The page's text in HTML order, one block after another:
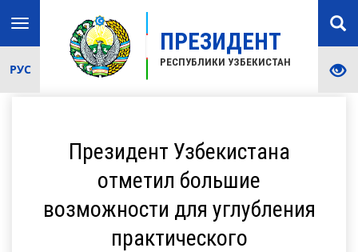
ПРЕЗИДЕНТ
РЕСПУБЛИКИ УЗБЕКИСТАН
Toggle
navigation
РУС
Президент Узбекистана
отметил большие
возможности для углубления
практического